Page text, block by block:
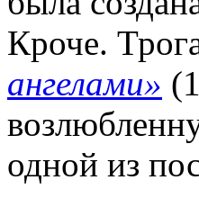
Кроче.
ангелами»
одной из